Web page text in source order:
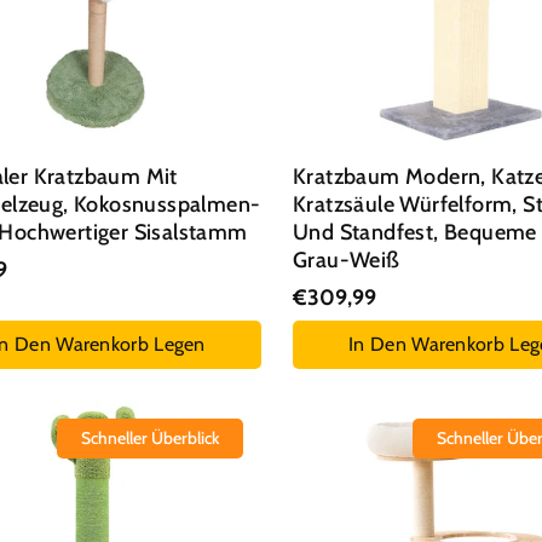
Kratzbaum Mit
Kokosnusspalmen-
Sisalstamm
Den Warenkorb Legen
Kratzbaum Modern,
Kratzsäule Würfelform,
Und Standfest,
Grau-Weiß
€309,99
In Den Warenkorb
Schneller Überblick Schneller